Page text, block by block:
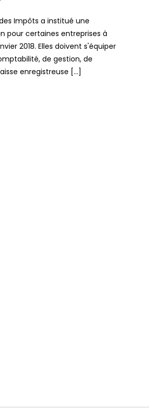
Impôts a institué une
pour certaines entreprises à
2018. Elles doivent s'équiper
de gestion, de
enregistreuse […]